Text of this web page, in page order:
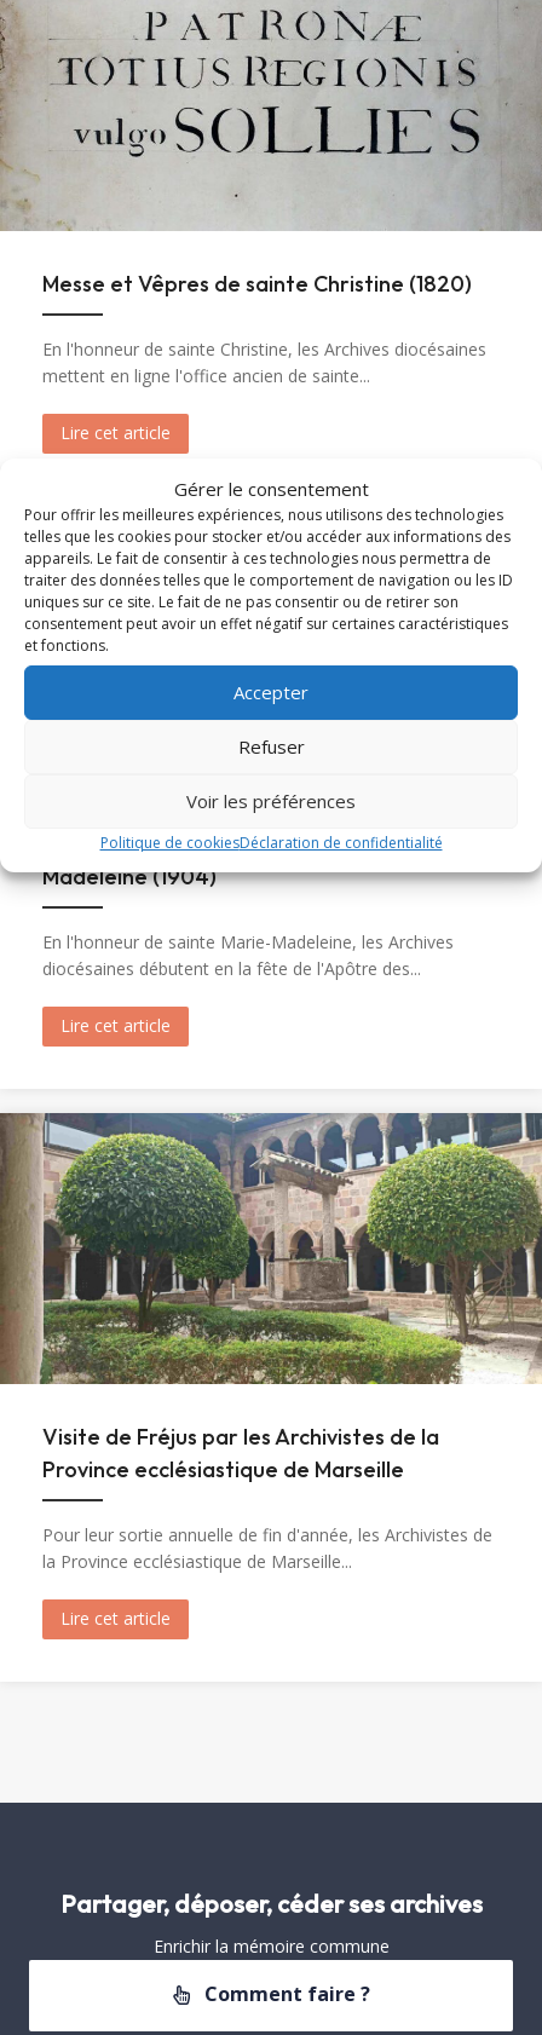
Gérer le consentement
Pour offrir les meilleures expériences, nous utilisons des technologies
telles que les cookies pour stocker et/ou accéder aux informations des
appareils. Le fait de consentir à ces technologies nous permettra de
traiter des données telles que le comportement de navigation ou les ID
uniques sur ce site. Le fait de ne pas consentir ou de retirer son
consentement peut avoir un effet négatif sur certaines caractéristiques
et fonctions.
Accepter
Refuser
Voir les préférences
Politique de cookiesDéclaration de confidentialité
Messe et Vêpres de sainte Christine (1820)
En l'honneur de sainte Christine, les Archives diocésaines
mettent en ligne l'office ancien de sainte...
Lire cet article
Ouverture du tombeau de sainte Marie-
Madeleine (1904)
En l'honneur de sainte Marie-Madeleine, les Archives
diocésaines débutent en la fête de l'Apôtre des...
Lire cet article
Visite de Fréjus par les Archivistes de la
Province ecclésiastique de Marseille
Pour leur sortie annuelle de fin d'année, les Archivistes de
la Province ecclésiastique de Marseille...
Lire cet article
Partager, déposer, céder ses archives
Enrichir la mémoire commune
Comment faire ?